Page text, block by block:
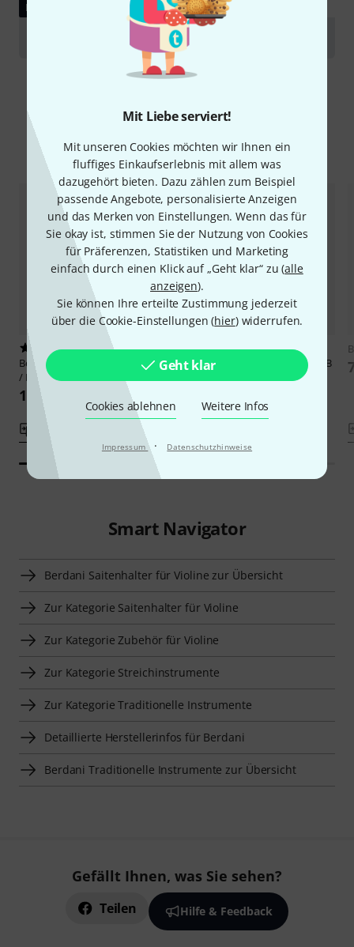
Mit Liebe serviert!
Mit unseren Cookies möchten wir Ihnen ein
fluffiges Einkaufserlebnis mit allem was
dazugehört bieten. Dazu zählen zum Beispiel
passende Angebote, personalisierte Anzeigen
und das Merken von Einstellungen. Wenn das für
Sie okay ist, stimmen Sie der Nutzung von Cookies
für Präferenzen, Statistiken und Marketing
einfach durch einen Klick auf „Geht klar“ zu (alle
anzeigen).
Sie können Ihre erteilte Zustimmung jederzeit
über die Cookie-Einstellungen (hier) widerrufen.
Geht klar
Cookies ablehnen Weitere Infos
Impressum · Datenschutzhinweise
RATGEBER
Alternativen vergleichen
2
Berdani
Tailpiece VN 110 FR /DB
/ LI
199 CHF
1
Berdani
Tailpiece VN 110 FR / DB
Smart Navigator
Berdani Saitenhalter für Violine zur Übersicht
Zur Kategorie Saitenhalter für Violine
Zur Kategorie Zubehör für Violine
Zur Kategorie Streichinstrumente
Zur Kategorie Traditionelle Instrumente
Detaillierte Herstellerinfos für Berdani
Berdani Traditionelle Instrumente zur Übersicht
Gefällt Ihnen, was Sie sehen?
Teilen Hilfe & Feedback